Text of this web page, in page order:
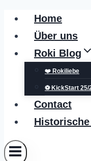
Zum
Inhalt
springen
Home
Über uns
Roki Blog
❤️ Rokiliebe
⚽ KickStart
Contact